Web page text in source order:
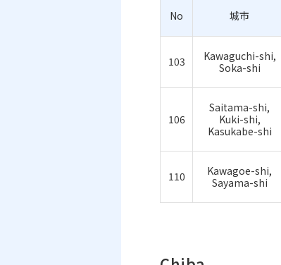
No 城市
103
Kawaguchi-shi,
Soka-shi
106
Saitama-shi,
Kuki-shi,
Kasukabe-shi
110
Kawagoe-shi,
Sayama-shi